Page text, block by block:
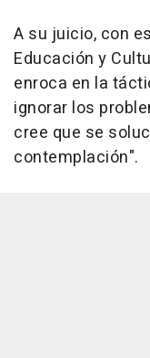
A su juicio, con
Educación y
enroca en la
ignorar los
cree que se
contemplación".